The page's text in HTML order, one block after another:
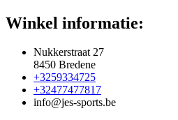
Winkel informatie:
Nukkerstraat 27
8450 Bredene
+3259334725
+32477477817
info@jes-sports.be